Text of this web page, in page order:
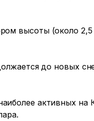
высоты (около
до новых
активных на